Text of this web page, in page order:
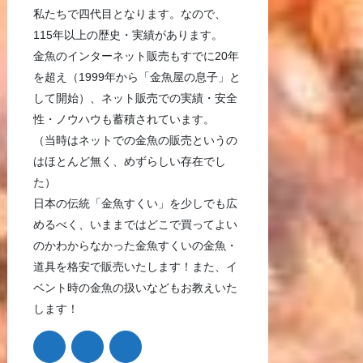
私たちで四代目となります。なので、
115年以上の歴史・実績があります。
金魚のインターネット販売もすでに20年
を超え（1999年から「金魚屋の息子」と
して開始）、ネット販売での実績・安全
性・ノウハウも蓄積されています。
（当時はネットでの金魚の販売というの
はほとんど無く、めずらしい存在でし
た）
日本の伝統「金魚すくい」を少しでも広
めるべく、いままではどこで買ってよい
のかわからなかった金魚すくいの金魚・
道具を格安で販売いたします！また、イ
ベント時の金魚の扱いなどもお教えいた
します！